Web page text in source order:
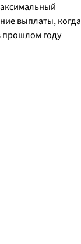
выплаты, когда
прошлом году